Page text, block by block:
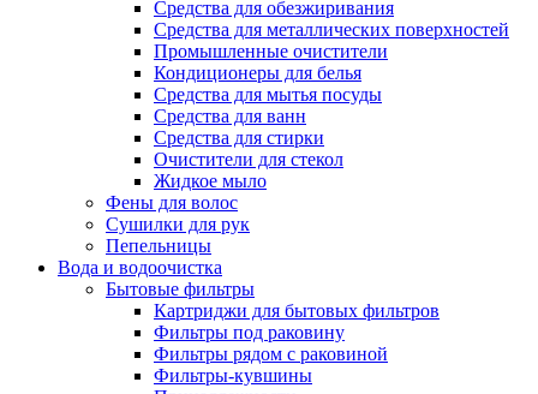
Средства для обезжиривания
Средства для металлических поверхностей
Промышленные очистители
Кондиционеры для белья
Средства для мытья посуды
Средства для ванн
Средства для стирки
Очистители для стекол
Жидкое мыло
Фены для волос
Сушилки для рук
Пепельницы
Вода и водоочистка
Бытовые фильтры
Картриджи для бытовых фильтров
Фильтры под раковину
Фильтры рядом с раковиной
Фильтры-кувшины